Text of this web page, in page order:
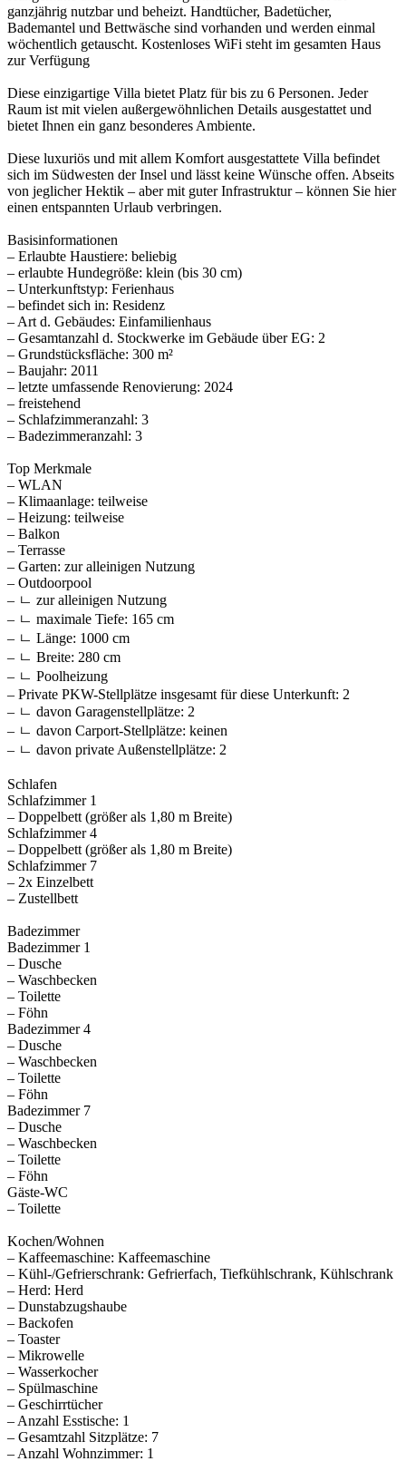
ganzjährig nutzbar und beheizt. Handtücher, Badetücher,
Bademantel und Bettwäsche sind vorhanden und werden einmal
wöchentlich getauscht. Kostenloses WiFi steht im gesamten Haus
zur Verfügung
Diese einzigartige Villa bietet Platz für bis zu 6 Personen. Jeder
Raum ist mit vielen außergewöhnlichen Details ausgestattet und
bietet Ihnen ein ganz besonderes Ambiente.
Diese luxuriös und mit allem Komfort ausgestattete Villa befindet
sich im Südwesten der Insel und lässt keine Wünsche offen. Abseits
von jeglicher Hektik – aber mit guter Infrastruktur – können Sie hier
einen entspannten Urlaub verbringen.
Basisinformationen
– Erlaubte Haustiere: beliebig
– erlaubte Hundegröße: klein (bis 30 cm)
– Unterkunftstyp: Ferienhaus
– befindet sich in: Residenz
– Art d. Gebäudes: Einfamilienhaus
– Gesamtanzahl d. Stockwerke im Gebäude über EG: 2
– Grundstücksfläche: 300 m²
– Baujahr: 2011
– letzte umfassende Renovierung: 2024
– freistehend
– Schlafzimmeranzahl: 3
– Badezimmeranzahl: 3
Top Merkmale
– WLAN
– Klimaanlage: teilweise
– Heizung: teilweise
– Balkon
– Terrasse
– Garten: zur alleinigen Nutzung
– Outdoorpool
– ㄴ zur alleinigen Nutzung
– ㄴ maximale Tiefe: 165 cm
– ㄴ Länge: 1000 cm
– ㄴ Breite: 280 cm
– ㄴ Poolheizung
– Private PKW-Stellplätze insgesamt für diese Unterkunft: 2
– ㄴ davon Garagenstellplätze: 2
– ㄴ davon Carport-Stellplätze: keinen
– ㄴ davon private Außen­stellplätze: 2
Schlafen
Schlafzimmer 1
– Doppelbett (größer als 1,80 m Breite)
Schlafzimmer 4
– Doppelbett (größer als 1,80 m Breite)
Schlafzimmer 7
– 2x Einzelbett
– Zustellbett
Badezimmer
Badezimmer 1
– Dusche
– Waschbecken
– Toilette
– Föhn
Badezimmer 4
– Dusche
– Waschbecken
– Toilette
– Föhn
Badezimmer 7
– Dusche
– Waschbecken
– Toilette
– Föhn
Gäste-WC
– Toilette
Kochen/Wohnen
– Kaffeemaschine: Kaffeemaschine
– Kühl-/Gefrierschrank: Gefrierfach, Tiefkühlschrank, Kühlschrank
– Herd: Herd
– Dunstabzugshaube
– Backofen
– Toaster
– Mikrowelle
– Wasserkocher
– Spülmaschine
– Geschirrtücher
– Anzahl Esstische: 1
– Gesamtzahl Sitzplätze: 7
– Anzahl Wohnzimmer: 1